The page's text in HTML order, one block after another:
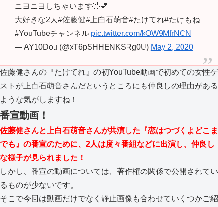
ニヨニヨしちゃいます🤣💕
大好きな2人#佐藤健#上白石萌音#たけてれ#たけもね
#YouTubeチャンネル pic.twitter.com/kOW9MfrNCN
— AY10Dou (@xT6pSHHENKSRg0U) May 2, 2020
佐藤健さんの『たけてれ』の初YouTube動画で初めての女性ゲ
ストが上白石萌音さんだというところにも仲良しの理由がある
ような気がしますね！
番宣動画！
佐藤健さんと上白石萌音さんが共演した『恋はつづくよどこま
でも』の番宣のために、2人は度々番組などに出演し、仲良し
な様子が見られました！
しかし、番宣の動画については、著作権の関係で公開されてい
るものが少ないです。
そこで今回は動画だけでなく静止画像も合わせていくつかご紹